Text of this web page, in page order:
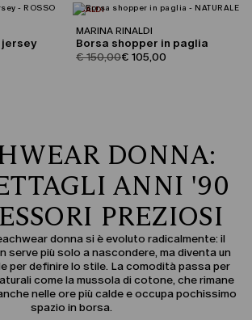
jersey
CATEGORIA:
SALDI
MARINA RINALDI
Borsa shopper in paglia
product.price.original
€ 150,00product.price.sale
€ 105,00
DONNA:
ANNI '90
PREZIOSI
donna si è evoluto radicalmente: il
serve più solo a nascondere, ma diventa un
per definire lo stile. La comodità passa per
come la mussola di cotone, che rimane
nelle ore più calde e occupa pochissimo
spazio in borsa.